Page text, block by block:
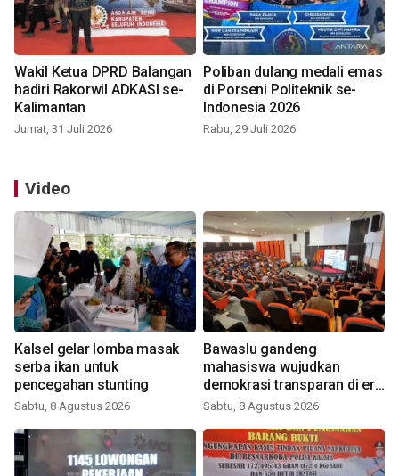
Wakil Ketua DPRD Balangan
hadiri Rakorwil ADKASI se-
Kalimantan
Jumat, 31 Juli 2026
Poliban dulang medali emas
di Porseni Politeknik se-
Indonesia 2026
Rabu, 29 Juli 2026
Video
Kalsel gelar lomba masak
serba ikan untuk
pencegahan stunting
Sabtu, 8 Agustus 2026
Bawaslu gandeng
mahasiswa wujudkan
demokrasi transparan di era
digital
Sabtu, 8 Agustus 2026